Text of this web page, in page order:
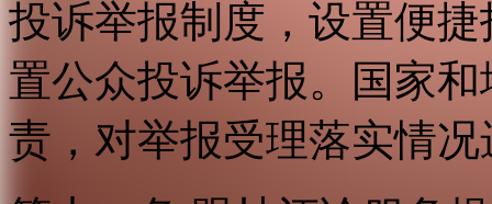
投诉举报制度，设置便
置公众投诉举报。国家
责，对举报受理落实情